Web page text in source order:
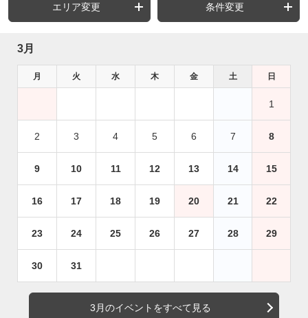
エリア変更 条件変更
3月
月 火 水 木 金 土 日
1
2 3 4 5 6 7 8
9 10 11 12 13 14 15
16 17 18 19 20 21 22
23 24 25 26 27 28 29
30 31
3月のイベントをすべて見る